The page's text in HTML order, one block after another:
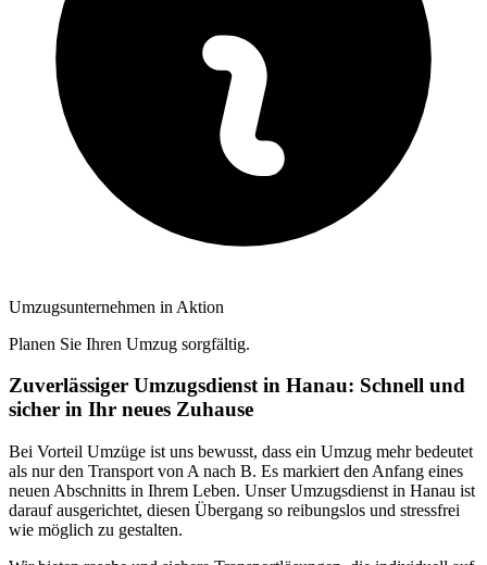
Umzugsunternehmen in Aktion
Planen Sie Ihren Umzug sorgfältig.
Zuverlässiger Umzugsdienst in Hanau: Schnell und
sicher in Ihr neues Zuhause
Bei Vorteil Umzüge ist uns bewusst, dass ein Umzug mehr bedeutet
als nur den Transport von A nach B. Es markiert den Anfang eines
neuen Abschnitts in Ihrem Leben. Unser Umzugsdienst in Hanau ist
darauf ausgerichtet, diesen Übergang so reibungslos und stressfrei
wie möglich zu gestalten.